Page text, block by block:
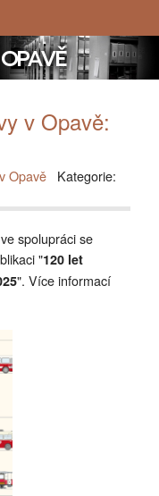
v Opavě:
Opavě Kategorie:
spolupráci se
"120 let
". Více informací